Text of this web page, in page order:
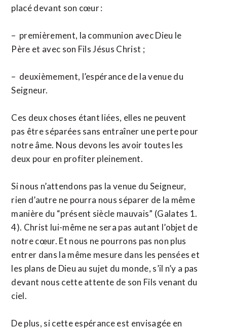
placé devant son cœur :
– premièrement, la communion avec Dieu le
Père et avec son Fils Jésus Christ ;
– deuxièmement, l’espérance de la venue du
Seigneur.
Ces deux choses étant liées, elles ne peuvent
pas être séparées sans entraîner une perte pour
notre âme. Nous devons les avoir toutes les
deux pour en profiter pleinement.
Si nous n’attendons pas la venue du Seigneur,
rien d’autre ne pourra nous séparer de la même
manière du “présent siècle mauvais” (Galates 1.
4). Christ lui-même ne sera pas autant l’objet de
notre cœur. Et nous ne pourrons pas non plus
entrer dans la même mesure dans les pensées et
les plans de Dieu au sujet du monde, s’il n’y a pas
devant nous cette attente de son Fils venant du
ciel.
De plus, si cette espérance est envisagée en